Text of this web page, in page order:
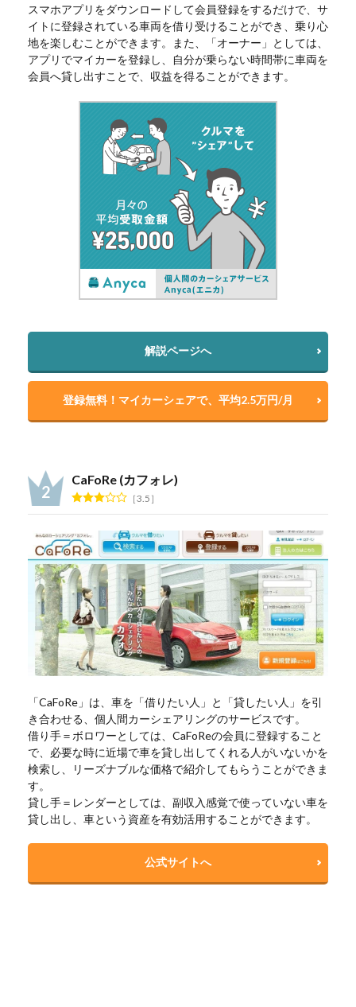
スマホアプリをダウンロードして会員登録をするだけで、サ
イトに登録されている車両を借り受けることができ、乗り心
地を楽しむことができます。また、「オーナー」としては、
アプリでマイカーを登録し、自分が乗らない時間帯に車両を
会員へ貸し出すことで、収益を得ることができます。
解説ページへ
登録無料！マイカーシェアで、平均2.5万円/月
CaFoRe (カフォレ)
3.5
「CaFoRe」は、車を「借りたい人」と「貸したい人」を引
き合わせる、個人間カーシェアリングのサービスです。
借り手＝ボロワーとしては、CaFoReの会員に登録すること
で、必要な時に近場で車を貸し出してくれる人がいないかを
検索し、リーズナブルな価格で紹介してもらうことができま
す。
貸し手＝レンダーとしては、副収入感覚で使っていない車を
貸し出し、車という資産を有効活用することができます。
公式サイトへ